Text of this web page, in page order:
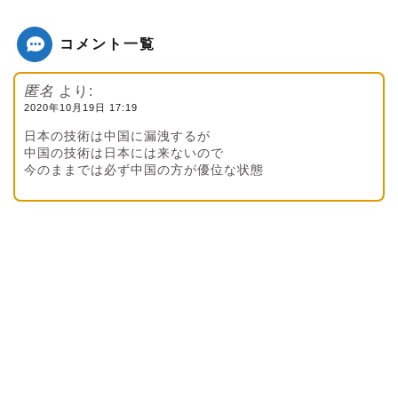
コメント一覧
匿名 より:
2020年10月19日 17:19
日本の技術は中国に漏洩するが
中国の技術は日本には来ないので
今のままでは必ず中国の方が優位な状態